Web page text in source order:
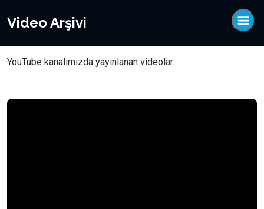
Video Arşivi
YouTube kanalımızda yayınlanan videolar.